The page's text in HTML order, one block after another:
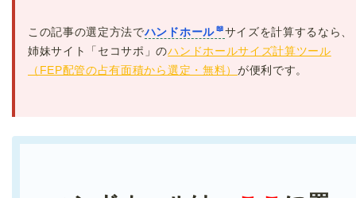
この記事の選定方法でハンドホール
サイズを計算するなら、
姉妹サイト「セコサポ」のハンドホールサイズ計算ツール
（FEP配管の占有面積から選定・無料） が便利です。